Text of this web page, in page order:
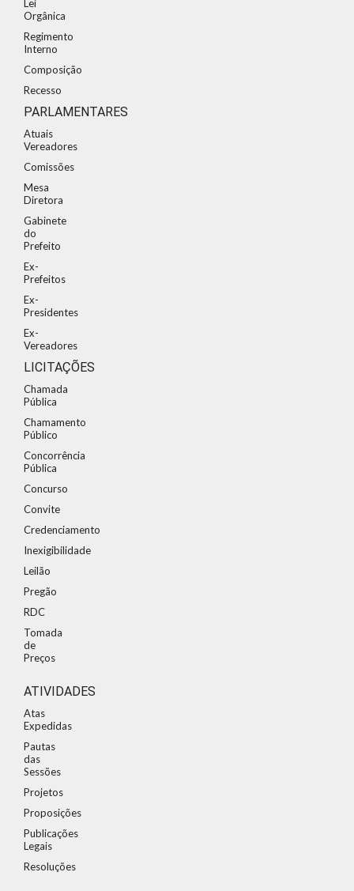
Lei
Orgânica
Regimento
Interno
Composição
Recesso
PARLAMENTARES
Atuais
Vereadores
Comissões
Mesa
Diretora
Gabinete
do
Prefeito
Ex-
Prefeitos
Ex-
Presidentes
Ex-
Vereadores
LICITAÇÕES
Chamada
Pública
Chamamento
Público
Concorrência
Pública
Concurso
Convite
Credenciamento
Inexigibilidade
Leilão
Pregão
RDC
Tomada
de
Preços
ATIVIDADES
Atas
Expedidas
Pautas
das
Sessões
Projetos
Proposições
Publicações
Legais
Resoluções